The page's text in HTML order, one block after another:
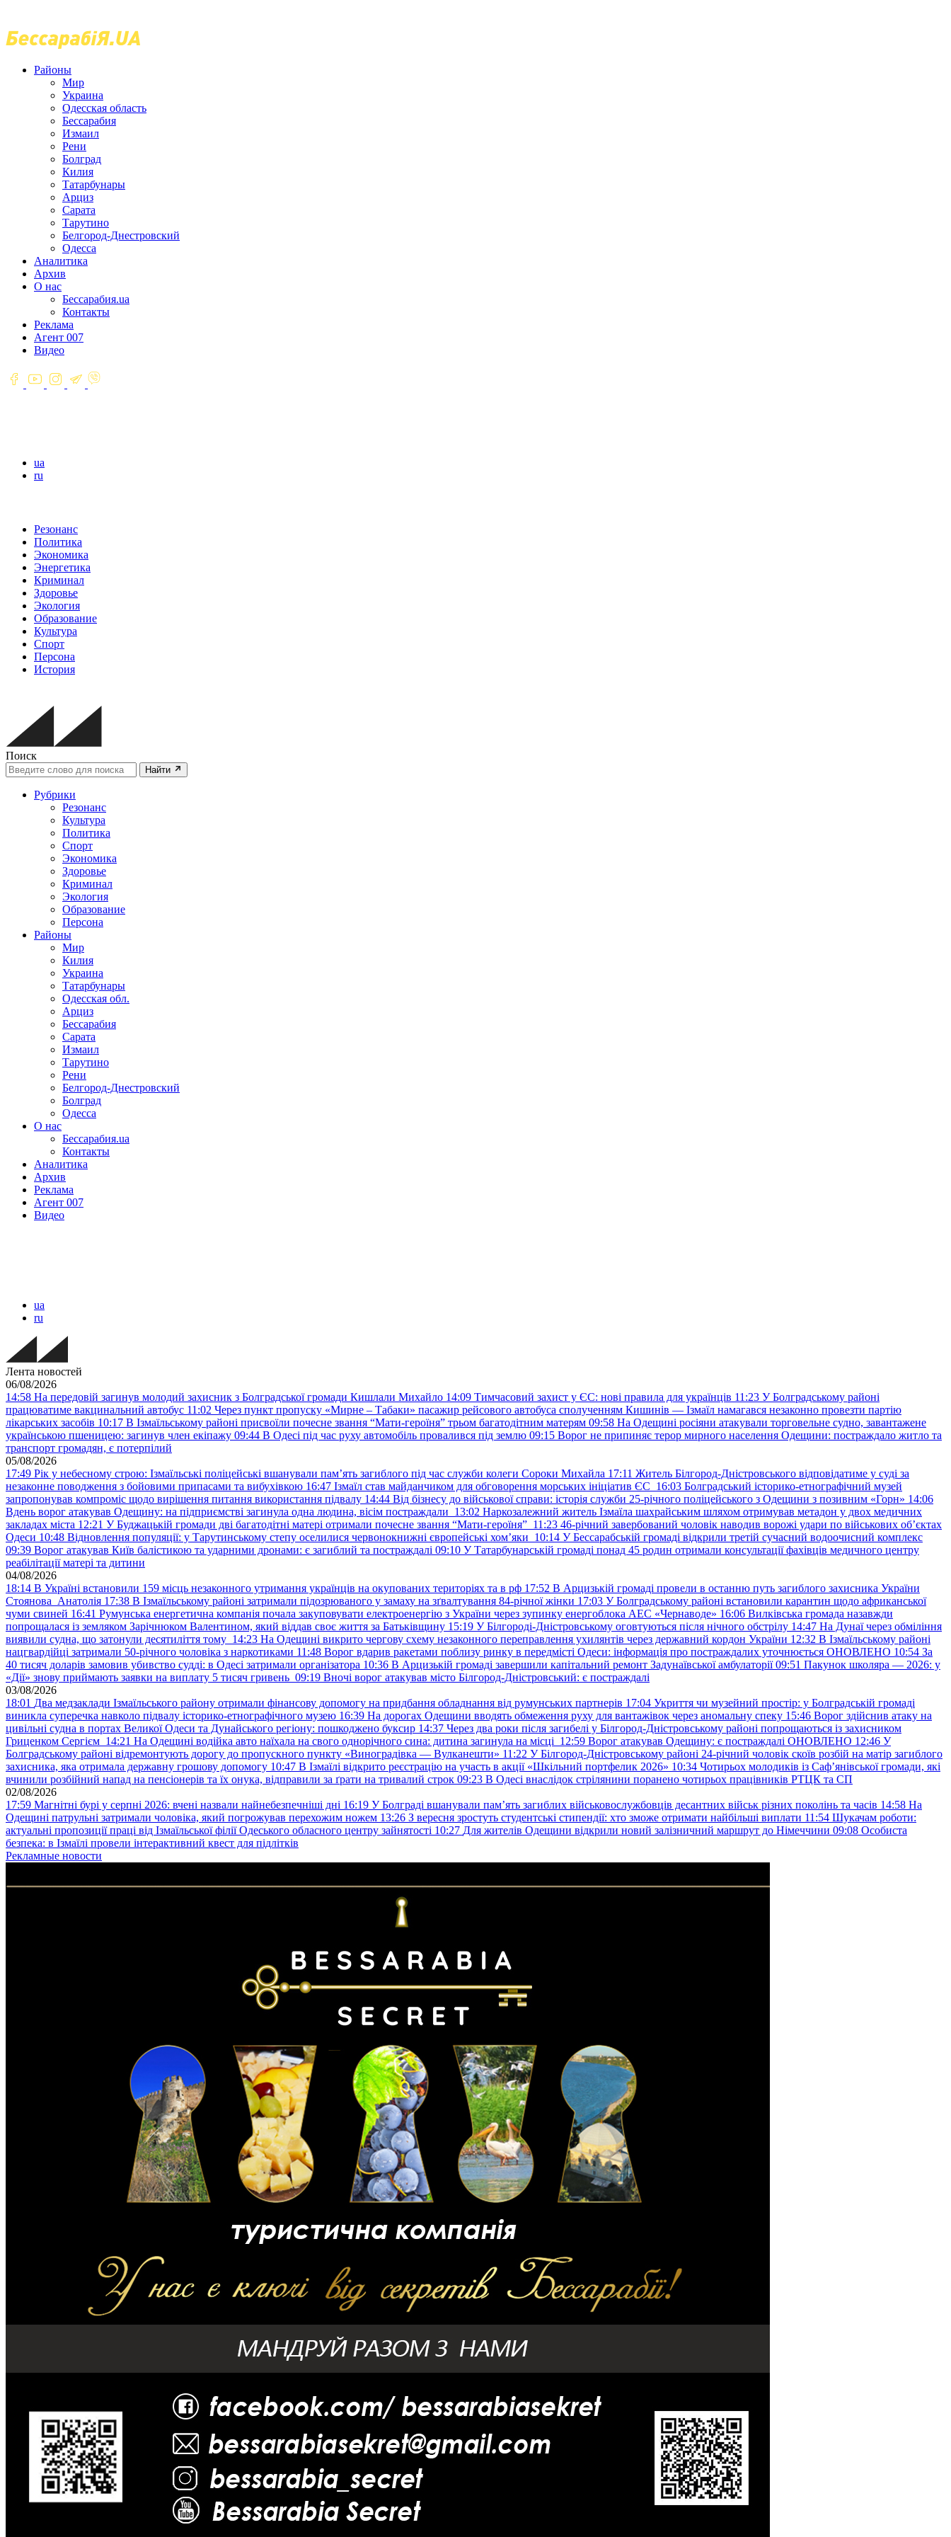
Районы
Мир
Украина
Одесская область
Бессарабия
Измаил
Рени
Болград
Килия
Татарбунары
Арциз
Сарата
Тарутино
Белгород-Днестровский
Одесса
Аналитика
Архив
О нас
Бессарабия.ua
Контакты
Реклама
Агент 007
Видео
ua
ru
Резонанс
Политика
Экономика
Энергетика
Криминал
Здоровье
Экология
Образование
Культура
Спорт
Персона
История
Поиск
Найти
Рубрики
Резонанс
Культура
Политика
Спорт
Экономика
Здоровье
Криминал
Экология
Образование
Персона
Районы
Мир
Килия
Украина
Татарбунары
Одесская обл.
Арциз
Бессарабия
Сарата
Измаил
Тарутино
Рени
Белгород-Днестровский
Болград
Одесса
О нас
Бессарабия.ua
Контакты
Аналитика
Архив
Реклама
Агент 007
Видео
ua
ru
Лента новостей
06/08/2026
14:58 На передовій загинув молодий захисник з Болградської громади Кишлали Михайло 14:09 Тимчасовий захист у ЄС: нові правила для українців 11:23 У Болградському районі
працюватиме вакцинальний автобус 11:02 Через пункт пропуску «Мирне – Табаки» пасажир рейсового автобуса сполученням Кишинів — Ізмаїл намагався незаконно провезти партію
лікарських засобів 10:17 В Ізмаїльському районі присвоїли почесне звання “Мати-героїня” трьом багатодітним матерям 09:58 На Одещині росіяни атакували торговельне судно, завантажене
українською пшеницею: загинув член екіпажу 09:44 В Одесі під час руху автомобіль провалився під землю 09:15 Ворог не припиняє терор мирного населення Одещини: постраждало житло та
транспорт громадян, є потерпілий
05/08/2026
17:49 Рік у небесному строю: Ізмаїльські поліцейські вшанували пам’ять загиблого під час служби колеги Сороки Михайла 17:11 Житель Білгород-Дністровського відповідатиме у суді за
незаконне поводження з бойовими припасами та вибухівкою 16:47 Ізмаїл став майданчиком для обговорення морських ініціатив ЄС 16:03 Болградський історико-етнографічний музей
запропонував компроміс щодо вирішення питання використання підвалу 14:44 Від бізнесу до військової справи: історія служби 25-річного поліцейського з Одещини з позивним «Горн» 14:06
Вдень ворог атакував Одещину: на підприємстві загинула одна людина, вісім постраждали 13:02 Наркозалежний житель Ізмаїла шахрайським шляхом отримував метадон у двох медичних
закладах міста 12:21 У Буджацькій громади дві багатодітні матері отримали почесне звання “Мати-героїня” 11:23 46-річний завербований чоловік наводив ворожі удари по військових обʼєктах
Одеси 10:48 Відновлення популяції: у Тарутинському степу оселилися червонокнижні європейські хом’яки 10:14 У Бессарабській громаді відкрили третій сучасний водоочисний комплекс
09:39 Ворог атакував Київ балістикою та ударними дронами: є загиблий та постраждалі 09:10 У Татарбунарській громаді понад 45 родин отримали консультації фахівців медичного центру
реабілітації матері та дитини
04/08/2026
18:14 В Україні встановили 159 місць незаконного утримання українців на окупованих територіях та в рф 17:52 В Арцизькій громаді провели в останню путь загиблого захисника України
Стоянова Анатолія 17:38 В Ізмаїльському районі затримали підозрюваного у замаху на зґвалтування 84-річної жінки 17:03 У Болградському районі встановили карантин щодо африканської
чуми свиней 16:41 Румунська енергетична компанія почала закуповувати електроенергію з України через зупинку енергоблока АЕС «Чернаводе» 16:06 Вилківська громада назавжди
попрощалася із земляком Зарічнюком Валентином, який віддав своє життя за Батьківщину 15:19 У Білгороді-Дністровському оговтуються після нічного обстрілу 14:47 На Дунаї через обміління
виявили судна, що затонули десятиліття тому 14:23 На Одещині викрито чергову схему незаконного переправлення ухилянтів через державний кордон України 12:32 В Ізмаїльському районі
нацгвардійці затримали 50-річного чоловіка з наркотиками 11:48 Ворог вдарив ракетами поблизу ринку в передмісті Одеси: інформація про постраждалих уточнюється ОНОВЛЕНО 10:54 За
40 тисяч доларів замовив убивство судді: в Одесі затримали організатора 10:36 В Арцизькій громаді завершили капітальний ремонт Задунаївської амбулаторії 09:51 Пакунок школяра — 2026: у
«Дії» знову приймають заявки на виплату 5 тисяч гривень 09:19 Вночі ворог атакував місто Білгород-Дністровський: є постраждалі
03/08/2026
18:01 Два медзаклади Ізмаїльського району отримали фінансову допомогу на придбання обладнання від румунських партнерів 17:04 Укриття чи музейний простір: у Болградській громаді
виникла суперечка навколо підвалу історико-етнографічного музею 16:39 На дорогах Одещини вводять обмеження руху для вантажівок через аномальну спеку 15:46 Ворог здійснив атаку на
цивільні судна в портах Великої Одеси та Дунайського регіону: пошкоджено буксир 14:37 Через два роки після загибелі у Білгород-Дністровському районі попрощаються із захисником
Гриценком Сергієм 14:21 На Одещині водійка авто наїхала на свого однорічного сина: дитина загинула на місці 12:59 Ворог атакував Одещину: є постраждалі ОНОВЛЕНО 12:46 У
Болградському районі відремонтують дорогу до пропускного пункту «Виноградівка — Вулканешти» 11:22 У Білгород-Дністровському районі 24-річний чоловік скоїв розбій на матір загиблого
захисника, яка отримала державну грошову допомогу 10:47 В Ізмаїлі відкрито реєстрацію на участь в акції «Шкільний портфелик 2026» 10:34 Чотирьох молодиків із Саф’янівської громади, які
вчинили розбійний напад на пенсіонерів та їх онука, відправили за ґрати на тривалий строк 09:23 В Одесі внаслідок стрілянини поранено чотирьох працівників РТЦК та СП
02/08/2026
17:59 Магнітні бурі у серпні 2026: вчені назвали найнебезпечніші дні 16:19 У Болграді вшанували пам’ять загиблих військовослужбовців десантних військ різних поколінь та часів 14:58 На
Одещині патрульні затримали чоловіка, який погрожував перехожим ножем 13:26 З вересня зростуть студентські стипендії: хто зможе отримати найбільші виплати 11:54 Шукачам роботи:
актуальні пропозиції праці від Ізмаїльської філії Одеського обласного центру зайнятості 10:27 Для жителів Одещини відкрили новий залізничний маршрут до Німеччини 09:08 Особиста
безпека: в Ізмаїлі провели інтерактивний квест для підлітків
Рекламные новости